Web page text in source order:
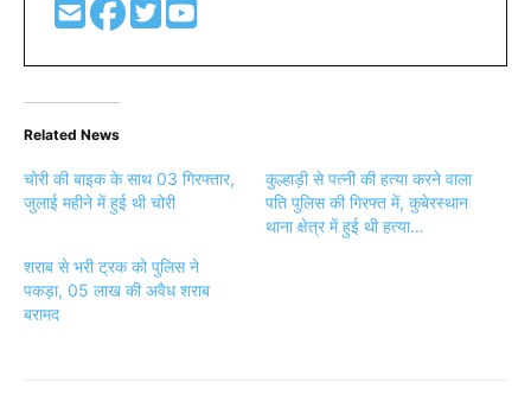
Related News
चोरी की बाइक के साथ 03 गिरफ्तार,
जुलाई महीने में हुई थी चोरी
कुल्हाड़ी से पत्नी की हत्या करने वाला
पति पुलिस की गिरफ्त में, कुबेरस्थान
थाना क्षेत्र में हुई थी हत्या…
शराब से भरी ट्रक को पुलिस ने
पकड़ा, 05 लाख की अवैध शराब
बरामद